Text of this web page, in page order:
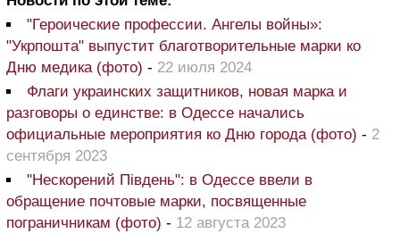
"Героические профессии. Ангелы войны»:
"Укрпошта" выпустит благотворительные марки ко
Дню медика (фото) - 22 июля 2024
Флаги украинских защитников, новая марка и
разговоры о единстве: в Одессе начались
официальные мероприятия ко Дню города (фото) - 2
сентября 2023
"Нескорений Південь": в Одессе ввели в
обращение почтовые марки, посвященные
пограничникам (фото) - 12 августа 2023